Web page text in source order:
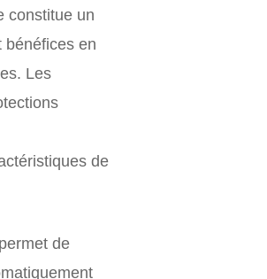
constitue un
bénéfices en
Les
de
de